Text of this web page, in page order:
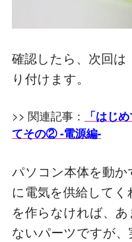
確認したら、次回は
り付けます。
>> 関連記事：
「はじ
てその② -電源編-
パソコン本体を動
に電気を供給して
を作らなければ、
ないパーツですが、